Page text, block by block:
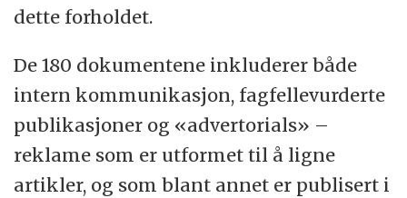
dette forholdet.
De 180 dokumentene inkluderer både
intern kommunikasjon, fagfellevurderte
publikasjoner og «advertorials» –
reklame som er utformet til å ligne
artikler, og som blant annet er publisert i